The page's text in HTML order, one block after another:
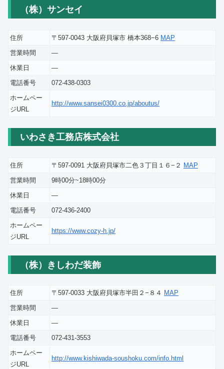
（株）サンセイ
住所 〒597-0043 大阪府貝塚市 橋本368−6 MAP
営業時間
―
休業日
―
電話番号
072-438-0303
ホームペー
ジURL
http://www.sansei0300.co.jp/aboutus/
いわさき工務店株式会社
住所 〒597-0091 大阪府貝塚市二色３丁目１６−２ MAP
営業時間
9時00分~18時00分
休業日
―
電話番号
072-436-2400
ホームペー
ジURL
https://www.cozy-h.jp/
（株）きしわだ装飾
住所 〒597-0033 大阪府貝塚市半田２−８４ MAP
営業時間
―
休業日
―
電話番号
072-431-3553
ホームペー
ジURL
http://www.kishiwada-soushoku.com/info.html